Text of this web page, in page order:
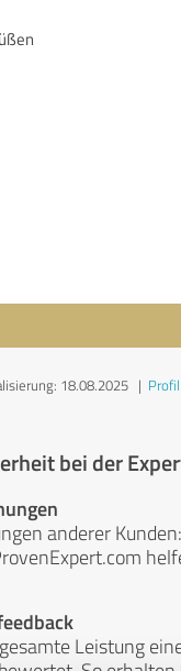
18.08.2025 |
bei der
anderer
Leistung